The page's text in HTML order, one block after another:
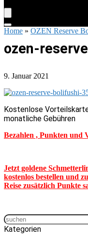
Home » OZEN Reserve
ozen-
9. Januar 2021
Kostenlose
monatliche Gebühren
Bezahlen , Punkten und
Jetzt goldene
kostenlos bestellen und
Reise zusätzlich Punkte
Kategorien